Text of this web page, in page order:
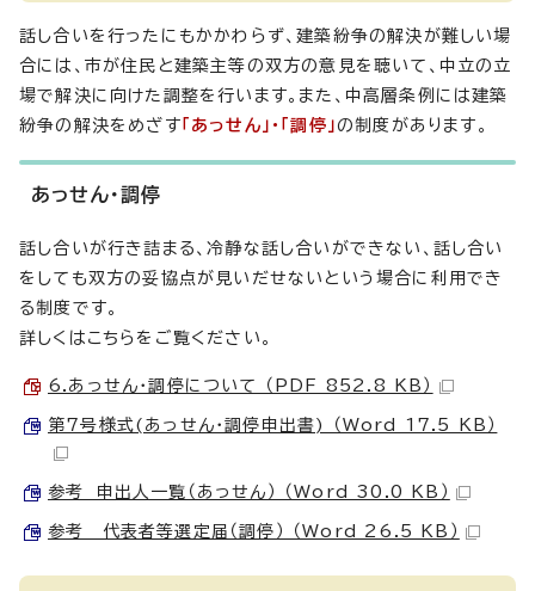
話し合いを行ったにもかかわらず、建築紛争の解決が難しい場
合には、市が住民と建築主等の双方の意見を聴いて、中立の立
場で解決に向けた調整を行います。また、中高層条例には建築
紛争の解決をめざす「あっせん」・「調停」の制度があります。
あっせん・調停
話し合いが行き詰まる、冷静な話し合いができない、話し合い
をしても双方の妥協点が見いだせないという場合に利用でき
る制度です。
詳しくはこちらをご覧ください。
6.あっせん・調停について （PDF 852.8 KB）
第7号様式(あっせん・調停申出書) （Word 17.5 KB）
参考 申出人一覧（あっせん） （Word 30.0 KB）
参考 代表者等選定届（調停） （Word 26.5 KB）